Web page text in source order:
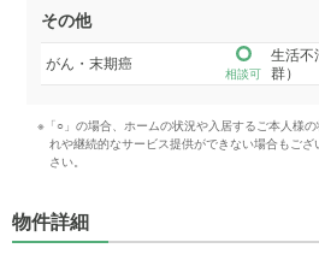
その他
がん・末期癌
相談可
生活不
群）
※「○」の場合、ホームの状況や入居するご本人様
れや継続的なサービス提供ができない場合もご
さい。
物件詳細